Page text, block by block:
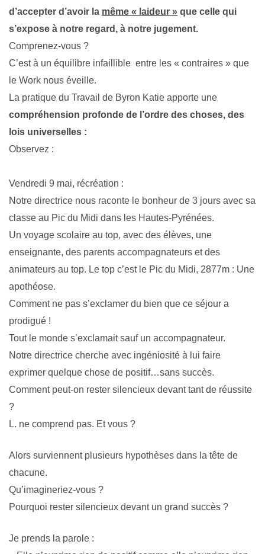
d’accepter d’avoir la même « laideur » que celle qui
s’expose à notre regard, à notre jugement.
Comprenez-vous ?
C’est à un équilibre infaillible entre les « contraires » que
le Work nous éveille.
La pratique du Travail de Byron Katie apporte une
compréhension profonde de l’ordre des choses, des
lois universelles :
Observez :
Vendredi 9 mai, récréation :
Notre directrice nous raconte le bonheur de 3 jours avec sa
classe au Pic du Midi dans les Hautes-Pyrénées.
Un voyage scolaire au top, avec des élèves, une
enseignante, des parents accompagnateurs et des
animateurs au top. Le top c’est le Pic du Midi, 2877m : Une
apothéose.
Comment ne pas s’exclamer du bien que ce séjour a
prodigué !
Tout le monde s’exclamait sauf un accompagnateur.
Notre directrice cherche avec ingéniosité à lui faire
exprimer quelque chose de positif…sans succès.
Comment peut-on rester silencieux devant tant de réussite
?
L. ne comprend pas. Et vous ?
Alors surviennent plusieurs hypothèses dans la tête de
chacune.
Qu’imagineriez-vous ?
Pourquoi rester silencieux devant un grand succès ?
Je prends la parole :